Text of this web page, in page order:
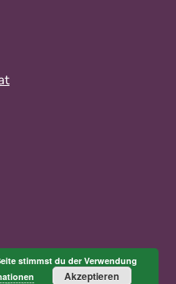
stimmst du der Verwendung
Akzeptieren